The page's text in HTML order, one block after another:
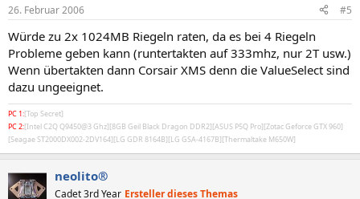
26. Februar 2006 #5
Würde zu 2x 1024MB Riegeln raten, da es bei 4 Riegeln
Probleme geben kann (runtertakten auf 333mhz, nur 2T usw.)
Wenn übertakten dann Corsair XMS denn die ValueSelect sind
dazu ungeeignet.
PC 1:[Top Secret]
PC 2:[Intel C2Q Q9450@3 Ghz][8GB Geil Black Dragon DDR2][ASUS P5Q Pro][Zotac Geforce GTX 960]
[Seagae ST2000DX002-2DV164][LG GDR 8164B][LG GSA-4167B][Thermaltake M650W]
neolito®
Cadet 3rd Year Ersteller dieses Themas